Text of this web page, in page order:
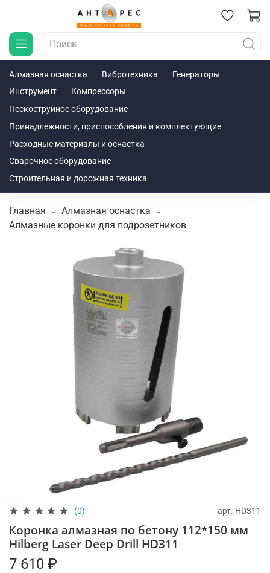
Алмазная оснастка Вибротехника
Генераторы
Инструмент
Компрессоры
Пескоструйное оборудование
Принадлежности, приспособления и комплектующие
Расходные материалы и оснастка
Сварочное оборудование
Строительная и дорожная техника
Главная
Алмазная оснастка
Алмазные коронки для подрозетников
(0) арт. HD311
Коронка алмазная по бетону 112*150 мм
Hilberg Laser Deep Drill HD311
7 610 ₽